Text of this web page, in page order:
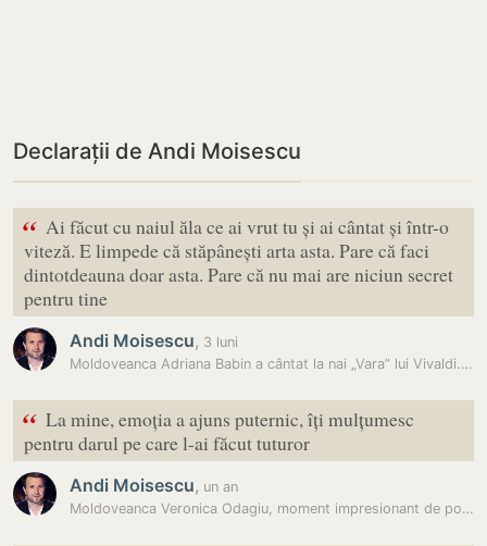
Declarații de Andi Moisescu
“ Ai făcut cu naiul ăla ce ai vrut tu și ai cântat și într-o
viteză. E limpede că stăpânești arta asta. Pare că faci
dintotdeauna doar asta. Pare că nu mai are niciun secret
pentru tine
Andi Moisescu, 3 luni
Moldoveanca Adriana Babin a cântat la nai „Vara” lui Vivaldi. Reacția…
“ La mine, emoția a ajuns puternic, îți mulțumesc
pentru darul pe care l-ai făcut tuturor
Andi Moisescu, un an
Moldoveanca Veronica Odagiu, moment impresionant de poezie. Reacția…